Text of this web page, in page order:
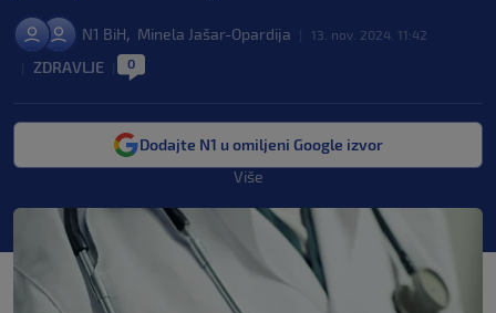
N1 BiH, Minela Jašar-Opardija 13. nov. 2024. 11:42
ZDRAVLJE 0
Dodajte N1 u omiljeni Google izvor
Više